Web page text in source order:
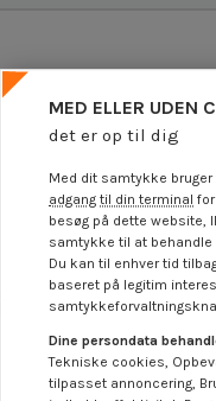
MED ELLER UDEN
det er op til dig
Med dit samtykke bruger
adgang til din terminal
besøg på dette website,
samtykke til at
Du kan til enhver tid
baseret på legitim
Dine persondata
Tekniske cookies,
tilpasset annoncering,